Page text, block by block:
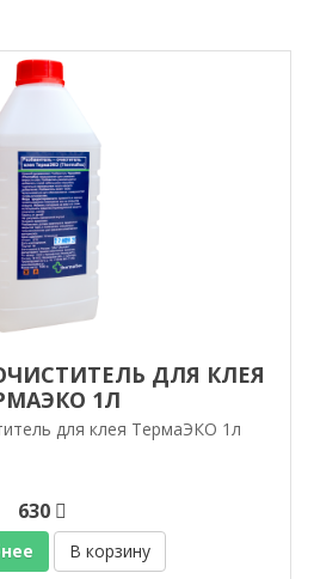
ДЛЯ КЛЕЯ
1Л
для клея ТермаЭКО 1л
630
В корзину